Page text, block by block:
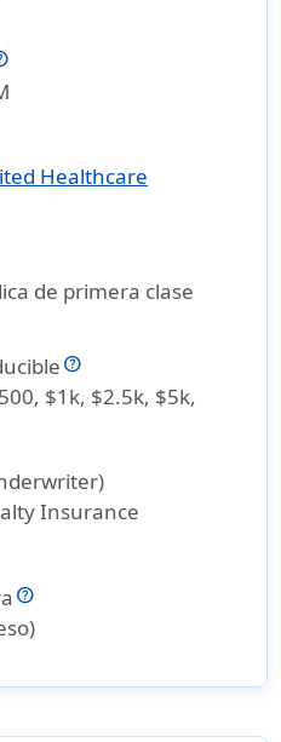
Healthcare
de primera clase
$1k, $2.5k, $5k,
Insurance